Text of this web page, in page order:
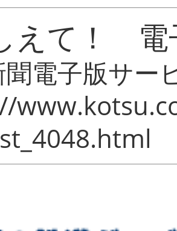
えて！ 電
電子版サー